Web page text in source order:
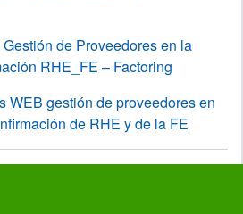
de Proveedores en la
RHE_FE – Factoring
WEB gestión de proveedores en
de RHE y de la FE